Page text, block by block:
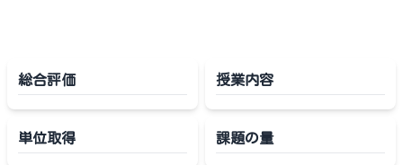
総合評価 授業内容
単位取得 課題の量